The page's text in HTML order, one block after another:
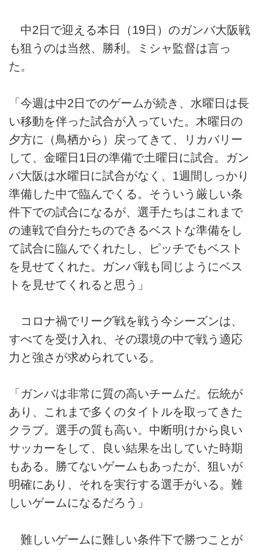
中2日で迎える本日（19日）のガンバ大阪戦
も狙うのは当然、勝利。ミシャ監督は言っ
た。
「今週は中2日でのゲームが続き、水曜日は長
い移動を伴った試合が入っていた。木曜日の
夕方に（鳥栖から）戻ってきて、リカバリー
して、金曜日1日の準備で土曜日に試合。ガン
バ大阪は水曜日に試合がなく、1週間しっかり
準備した中で臨んでくる。そういう厳しい条
件下での試合になるが、選手たちはこれまで
の連戦で自分たちのできるベストな準備をし
て試合に臨んでくれたし、ピッチでもベスト
を見せてくれた。ガンバ戦も同じようにベス
トを見せてくれると思う」
コロナ禍でリーグ戦を戦う今シーズンは、
すべてを受け入れ、その環境の中で戦う適応
力と強さが求められている。
「ガンバは非常に質の高いチームだ。伝統が
あり、これまで多くのタイトルを取ってきた
クラブ。選手の質も高い。中断明けから良い
サッカーをして、良い結果を出していた時期
もある。勝てないゲームもあったが、狙いが
明確にあり、それを実行する選手がいる。難
しいゲームになるだろう」
難しいゲームに難しい条件下で勝つことが